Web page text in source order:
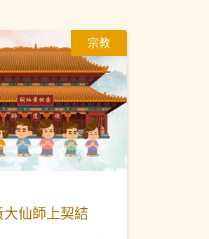
宗教
仙師上契結